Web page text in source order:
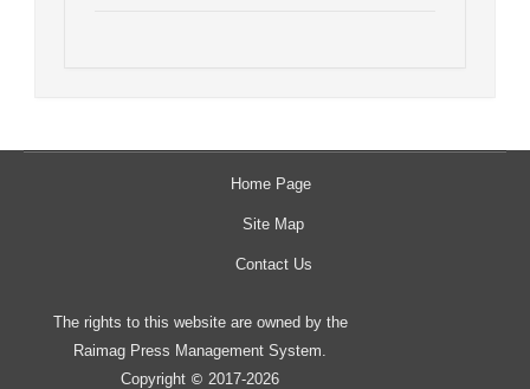
Home Page
Site Map
Contact Us
The rights to this website are owned by the
Raimag Press Management System.
Copyright © 2017-2026